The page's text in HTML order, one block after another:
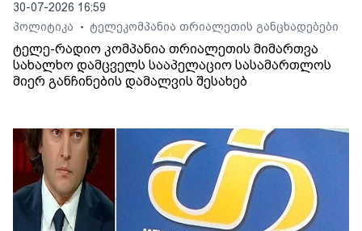
30-07-2026 16:59
პოლიტიკა
• ტელეკომპანია თრიალეთის განცხადებები
ტელე-რადიო კომპანია თრიალეთის მიმართვა
სახალხო დამცველს სააპელაციო სასამართლოს
მიერ განჩინების დამალვის შესახებ